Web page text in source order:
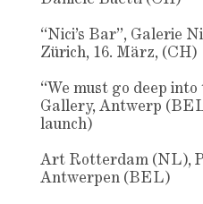
“Nici’s Bar”, Galerie
Zürich, 16. März, (CH)
“We must go deep
Gallery, Antwerp
launch)
Art Rotterdam (NL),
Antwerpen (BEL)